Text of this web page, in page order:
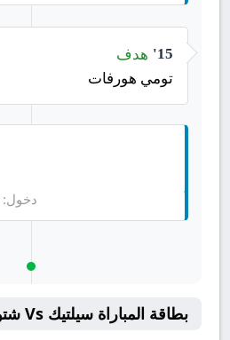
15'
هدف
تومي هورفات
دخول:
بطاقة المباراة سيلتيك Vs شتورم غراتس